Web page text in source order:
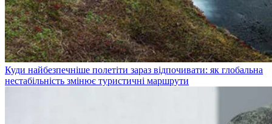
Куди найбезпечніше полетіти зараз відпочивати: як глобальна
нестабільність змінює туристичні маршрути